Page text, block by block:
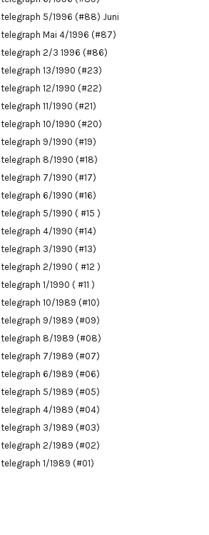
telegraph 5/1996 (#88) Juni
telegraph Mai 4/1996 (#87)
telegraph 2/3 1996 (#86)
telegraph 13/1990 (#23)
telegraph 12/1990 (#22)
telegraph 11/1990 (#21)
telegraph 10/1990 (#20)
telegraph 9/1990 (#19)
telegraph 8/1990 (#18)
telegraph 7/1990 (#17)
telegraph 6/1990 (#16)
telegraph 5/1990 ( #15 )
telegraph 4/1990 (#14)
telegraph 3/1990 (#13)
telegraph 2/1990 ( #12 )
telegraph 1/1990 ( #11 )
telegraph 10/1989 (#10)
telegraph 9/1989 (#09)
telegraph 8/1989 (#08)
telegraph 7/1989 (#07)
telegraph 6/1989 (#06)
telegraph 5/1989 (#05)
telegraph 4/1989 (#04)
telegraph 3/1989 (#03)
telegraph 2/1989 (#02)
telegraph 1/1989 (#01)